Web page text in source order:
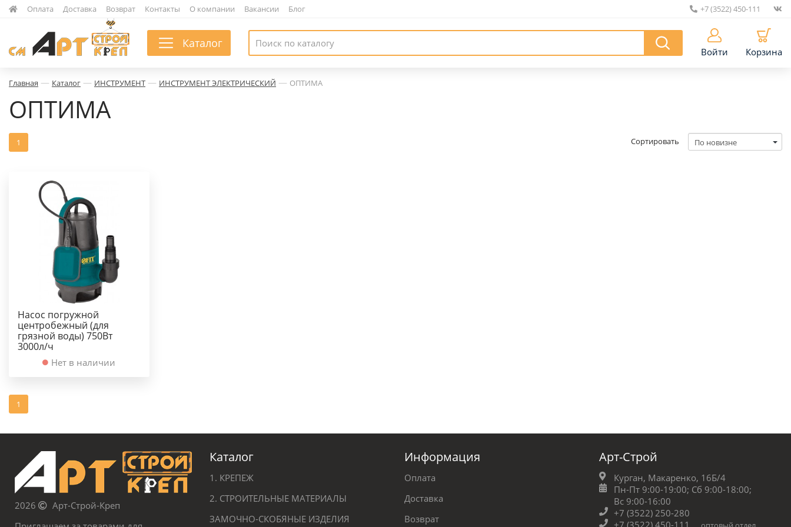
Оплата Доставка Возврат Контакты О компании Вакансии Блог +7 (3522) 450-111
Каталог
Войти Корзина
Главная — Каталог — ИНСТРУМЕНТ — ИНСТРУМЕНТ ЭЛЕКТРИЧЕСКИЙ — ОПТИМА
ОПТИМА
1 Сортировать
Насос погружной
центробежный (для
грязной воды) 750Вт
3000л/ч
Нет в наличии
1
2026
Арт-Строй-Креп
Каталог
1. КРЕПЕЖ
2. СТРОИТЕЛЬНЫЕ МАТЕРИАЛЫ
ЗАМОЧНО-СКОБЯНЫЕ ИЗДЕЛИЯ
Информация
Оплата
Доставка
Возврат
Арт-Строй
Курган, Макаренко, 16Б/4
Пн-Пт 9:00-19:00; Сб 9:00-18:00;
Вс 9:00-16:00
+7 (3522) 250-280
+7 (3522) 450-111